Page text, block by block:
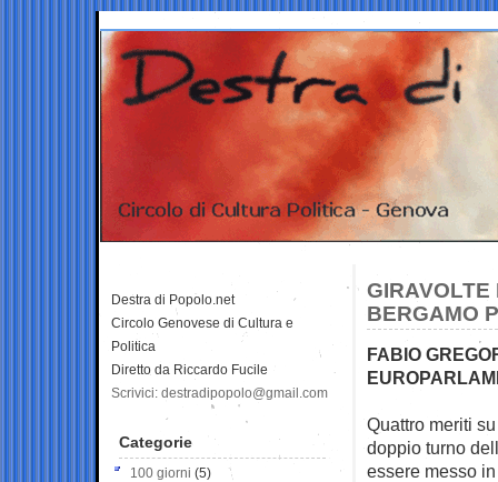
BERGAMO
FABIO
Quattro meriti
doppio turno
essere messo
Destra di Popolo.net
Circolo Genovese di Cultura e
Politica
Diretto da Riccardo Fucile
Scrivici: destradipopolo@gmail.com
Categorie
100 giorni (5)